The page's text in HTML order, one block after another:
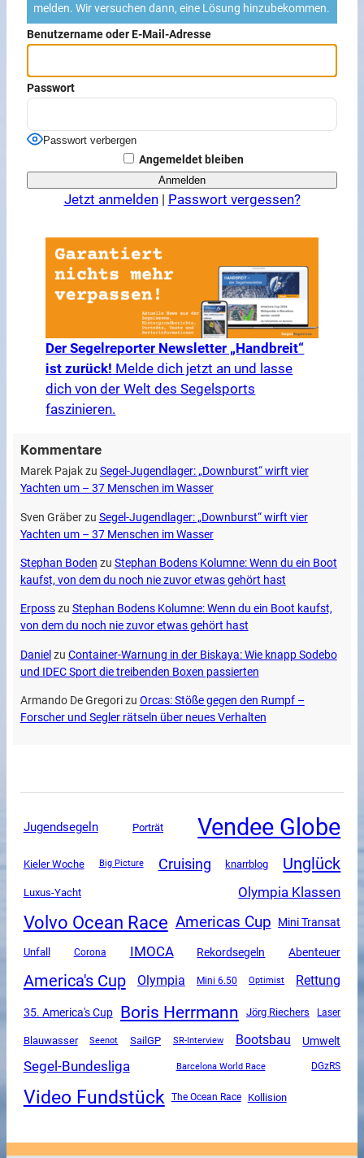
melden. Wir versuchen dann, eine Lösung hinzubekommen.
Benutzername oder E-Mail-Adresse
Passwort
Passwort verbergen
Angemeldet bleiben
Jetzt anmelden| Passwort vergessen?
Der Segelreporter Newsletter „Handbreit“
ist zurück! Melde dich jetzt an und lasse
dich von der Welt des Segelsports
faszinieren.
Kommentare
Marek Pajakzu Segel-Jugendlager: „Downburst“ wirft vier
Yachten um – 37 Menschen im Wasser
Sven Gräberzu Segel-Jugendlager: „Downburst“ wirft vier
Yachten um – 37 Menschen im Wasser
Stephan Boden zu Stephan Bodens Kolumne: Wenn du ein Boot
kaufst, von dem du noch nie zuvor etwas gehört hast
Erposszu Stephan Bodens Kolumne: Wenn du ein Boot kaufst,
von dem du noch nie zuvor etwas gehört hast
Daniel zu Container-Warnung in der Biskaya: Wie knapp Sodebo
und IDEC Sport die treibenden Boxen passierten
Armando De Gregorizu Orcas: Stöße gegen den Rumpf –
Forscher und Segler rätseln über neues Verhalten
Jugendsegeln Porträt Vendee Globe
Kieler Woche Big Picture Cruising knarrblog Unglück
Luxus-Yacht Olympia Klassen
Volvo Ocean Race Americas Cup Mini Transat
Unfall Corona IMOCA Rekordsegeln Abenteuer
America's Cup Olympia Mini 6.50 Optimist Rettung
35. America's Cup Boris Herrmann Jörg Riechers Laser
Blauwasser Seenot SailGP SR-Interview Bootsbau Umwelt
Segel-Bundesliga Barcelona World Race DGzRS
Video Fundstück The Ocean Race Kollision